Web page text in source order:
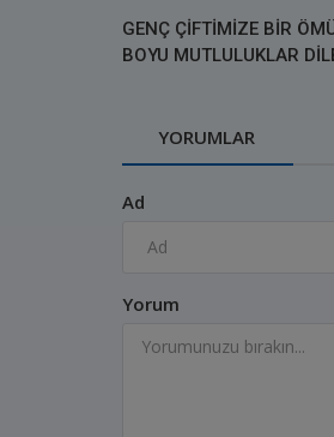
GENÇ ÇİFTİMİZE BİR
BOYU MUTLULUKLAR
YORUMLAR
Ad
Yorum